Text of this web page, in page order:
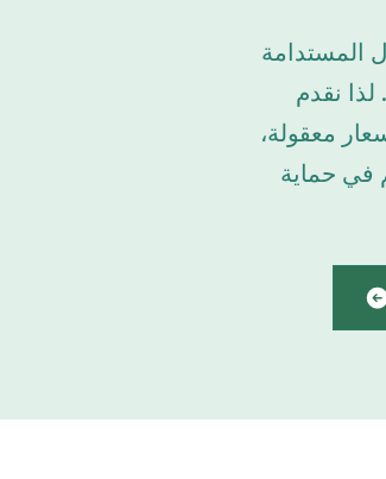
المستدامة
نقدم
معقولة،
في حماية